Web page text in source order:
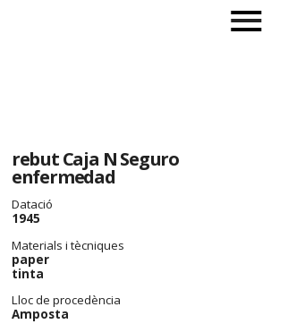
rebut Caja N Seguro
enfermedad
Datació
1945
Materials i tècniques
paper
tinta
Lloc de procedència
Amposta